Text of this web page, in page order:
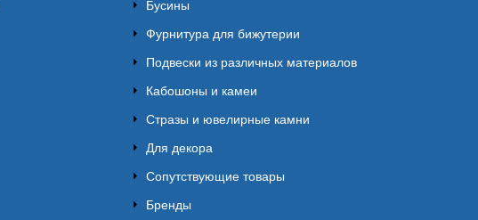
Бусины
Фурнитура для бижутерии
Подвески из различных материалов
Кабошоны и камеи
Стразы и ювелирные камни
Для декора
Сопутствующие товары
Бренды